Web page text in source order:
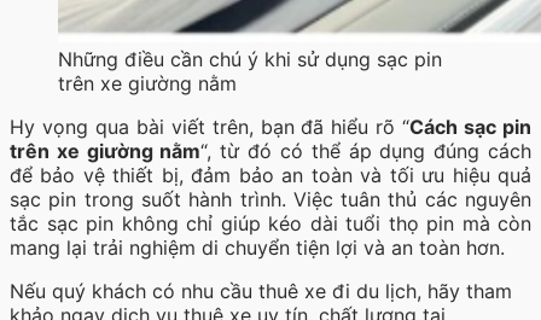
Những điều cần chú ý khi sử dụng sạc pin
trên xe giường nằm
Hy vọng qua bài viết trên, bạn đã hiểu rõ “Cách sạc pin
trên xe giường nằm“, từ đó có thể áp dụng đúng cách
để bảo vệ thiết bị, đảm bảo an toàn và tối ưu hiệu quả
sạc pin trong suốt hành trình. Việc tuân thủ các nguyên
tắc sạc pin không chỉ giúp kéo dài tuổi thọ pin mà còn
mang lại trải nghiệm di chuyển tiện lợi và an toàn hơn.
Nếu quý khách có nhu cầu thuê xe đi du lịch, hãy tham